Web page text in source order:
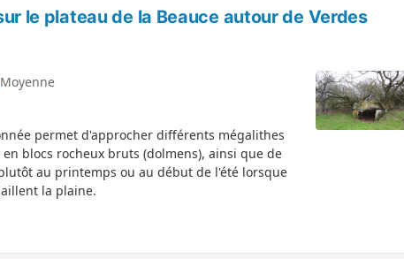
le plateau de la Beauce autour de Verdes
Moyenne
permet d'approcher différents mégalithes
blocs rocheux bruts (dolmens), ainsi que de
au printemps ou au début de l'été lorsque
la plaine.